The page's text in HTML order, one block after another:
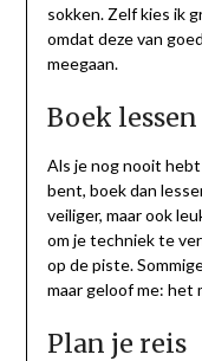
sokken. Zelf kies ik
omdat deze van
meegaan.
Boek lessen
Als je nog nooit
bent, boek dan
veiliger, maar ook
om je techniek te
op de piste.
maar geloof me: het
Plan je reis